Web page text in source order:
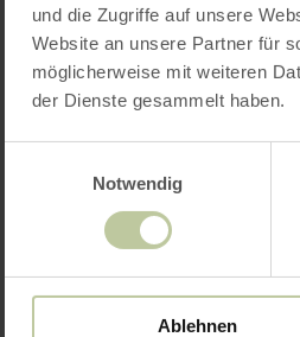
und die Zugriffe auf unsere
Website an unsere Partner für
möglicherweise mit weiteren
der Dienste gesammelt haben.
Notwendig
Ablehnen